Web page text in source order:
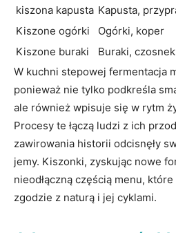
kiszona kapusta Kapusta,‍
Kiszone ogórki
Ogórki, koper
Kiszone buraki
Buraki, czosnek
W⁤ kuchni stepowej fermentacja
ponieważ nie tylko podkreśla
ale również ⁢wpisuje się w‌ rytm
Procesy te łączą ludzi⁢ z ich
zawirowania historii odcisnęły
jemy. Kiszonki, zyskując nowe
nieodłączną częścią menu,
zgodzie z naturą i jej cyklami.